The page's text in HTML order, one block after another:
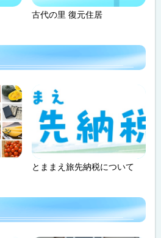
古代の里 復元住居
とままえ旅先納税について